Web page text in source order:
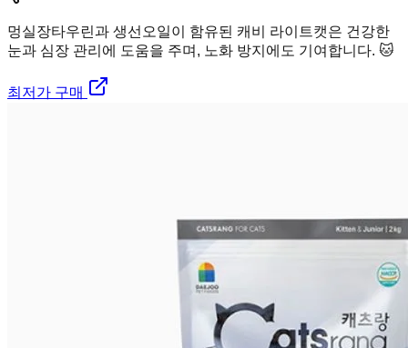
멍실장타우린과 생선오일이 함유된 캐비 라이트캣은 건강한
눈과 심장 관리에 도움을 주며, 노화 방지에도 기여합니다. 🐱
최저가 구매